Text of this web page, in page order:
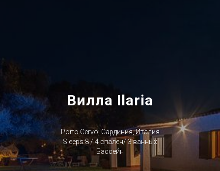
Вилла Ilaria
Porto Cervo, Сардиния, Италия
Sleeps 8 / 4 спален/ 3 ванных
Бассейн